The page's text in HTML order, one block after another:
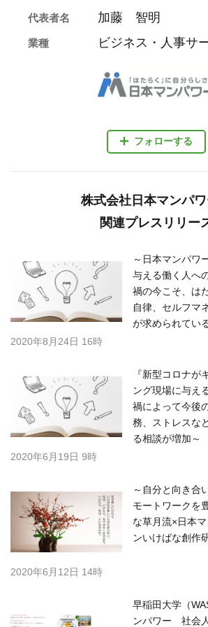
フォローする
代表者名 加藤 智明
業種 ビジネス・人事サ
株式会社日本マンパ
関連プレスリリー
～日本マンパ
与える働く人へ
禍の今こそ、は
自律、セルフマ
が求められている
2020年8月24日 16時
『新型コロナが
ング現場に与え
禍によって今後
務、ストレスな
る相談が増加～
2020年6月19日 9時
～自分と向き合
モートワークを
な草月流×日本
ンいけばな創作
2020年6月12日 14時
早稲田大学（
ンパワー 社会